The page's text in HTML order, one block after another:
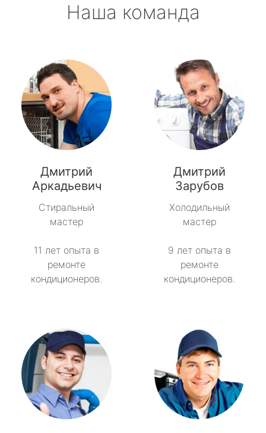
Наша команда
Дмитрий
Аркадьевич
Стиральный
мастер
11 лет опыта в
ремонте
кондиционеров.
Дмитрий
Зарубов
Холодильный
мастер
9 лет опыта в
ремонте
кондиционеров.